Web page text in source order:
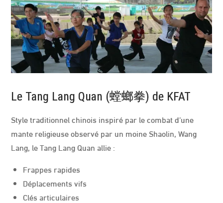
Le Tang Lang Quan (螳螂拳) de KFAT
Style traditionnel chinois inspiré par le combat d’une
mante religieuse observé par un moine Shaolin, Wang
Lang, le Tang Lang Quan allie :
Frappes rapides
Déplacements vifs
Clés articulaires